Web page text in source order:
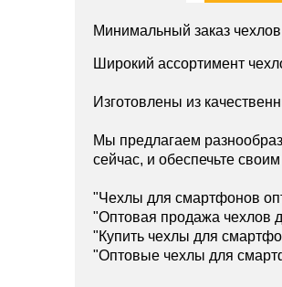
Минимальный заказ
Широкий ассортимент
Изготовлены из
Мы предлагаем
сейчас, и обеспечьте
"Чехлы для смартфонов
"Оптовая продажа чехлов
"Купить чехлы для
"Оптовые чехлы для